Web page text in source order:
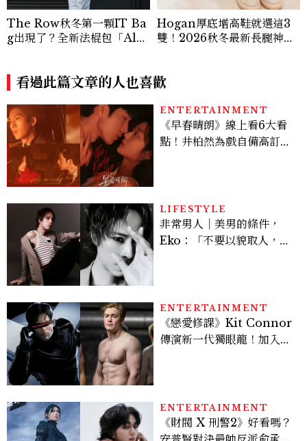
The Row秋冬第一顆IT Ba
g出現了？全新法棍包「Alm
Hogan厚底增高鞋就選這3
雙！2026秋冬最新長腿神
看過此篇文章的人也喜歡
ENTERTAINMENT
《早春晴朗》線上看6大看
點！井柏然為戲自備高訂，
LIFESTYLE
非常男人｜美男的條件，
Eko：「不要以貌取人，內
ENTERTAINMENT
《戀愛修課》Kit Connor
傳演新一代獨眼龍！加入新
ENTERTAINMENT
《財閥 X 刑警2》好看嗎？